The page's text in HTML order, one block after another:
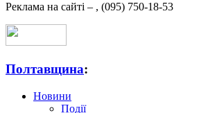
Реклама на сайті – , (095) 750-18-53
Полтавщина:
Новини
Події